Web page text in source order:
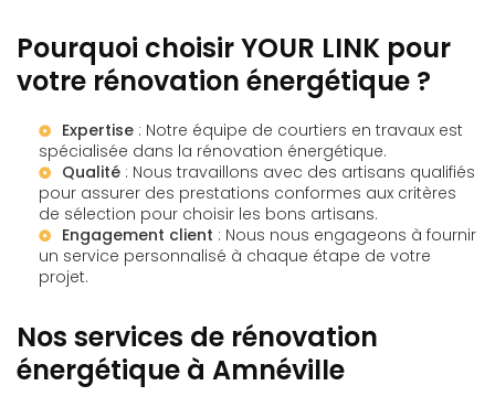
Pourquoi choisir YOUR LINK pour
votre rénovation énergétique ?
Expertise : Notre équipe de courtiers en travaux est
spécialisée dans la rénovation énergétique.
Qualité : Nous travaillons avec des artisans qualifiés
pour assurer des prestations conformes aux critères
de sélection pour choisir les bons artisans.
Engagement client : Nous nous engageons à fournir
un service personnalisé à chaque étape de votre
projet.
Nos services de rénovation
énergétique à Amnéville